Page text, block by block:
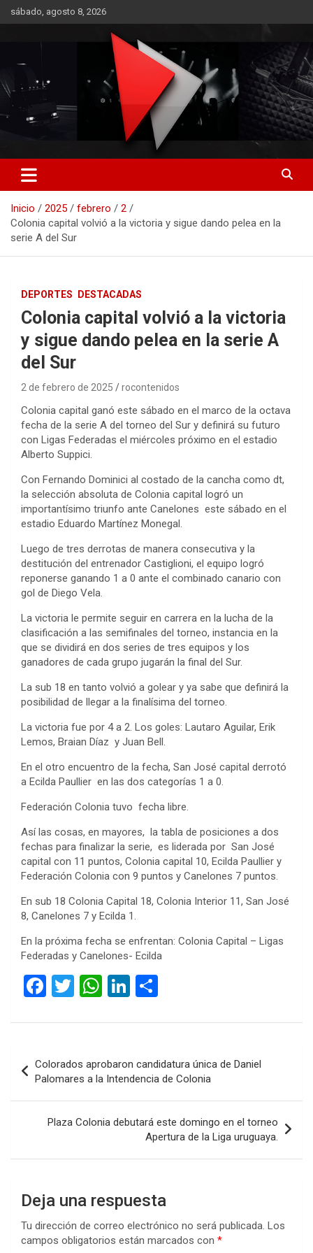
Saltar
al
sábado, agosto 8, 2026
RO CONTENIDOS
Inicio 2025 febrero
2
Colonia capital volvió a la victoria y sigue dando pelea en la
serie A del Sur
DEPORTES DESTACADAS
Colonia capital volvió a la victoria
y sigue dando pelea en la serie A
del Sur
2 de febrero de 2025 rocontenidos
Colonia capital ganó este sábado en el marco de la octava
fecha de la serie A del torneo del Sur y definirá su futuro
con Ligas Federadas el miércoles próximo en el estadio
Alberto Suppici.
Con Fernando Dominici al costado de la cancha como dt,
la selección absoluta de Colonia capital logró un
importantísimo triunfo ante Canelones este sábado en el
estadio Eduardo Martínez Monegal.
Luego de tres derrotas de manera consecutiva y la
destitución del entrenador Castiglioni, el equipo logró
reponerse ganando 1 a 0 ante el combinado canario con
gol de Diego Vela.
La victoria le permite seguir en carrera en la lucha de la
clasificación a las semifinales del torneo, instancia en la
que se dividirá en dos series de tres equipos y los
ganadores de cada grupo jugarán la final del Sur.
La sub 18 en tanto volvió a golear y ya sabe que definirá la
posibilidad de llegar a la finalísima del torneo.
La victoria fue por 4 a 2. Los goles: Lautaro Aguilar, Erik
Lemos, Braian Díaz y Juan Bell.
En el otro encuentro de la fecha, San José capital derrotó
a Ecilda Paullier en las dos categorías 1 a 0.
Federación Colonia tuvo fecha libre.
Así las cosas, en mayores, la tabla de posiciones a dos
fechas para finalizar la serie, es liderada por San José
capital con 11 puntos, Colonia capital 10, Ecilda Paullier y
Federación Colonia con 9 puntos y Canelones 7 puntos.
En sub 18 Colonia Capital 18, Colonia Interior 11, San José
8, Canelones 7 y Ecilda 1.
En la próxima fecha se enfrentan: Colonia Capital – Ligas
Federadas y Canelones- Ecilda
F
ce
o
o
k
T
tt
W
at
A
p
p
Li
ke
n
m
ar
tir
de
entradas
Colorados aprobaron candidatura única de Daniel
Palomares a la Intendencia de Colonia
Plaza Colonia debutará este domingo en el torneo
Apertura de la Liga uruguaya.
Deja una respuesta
Tu dirección de correo electrónico no será publicada. Los
campos obligatorios están marcados con *